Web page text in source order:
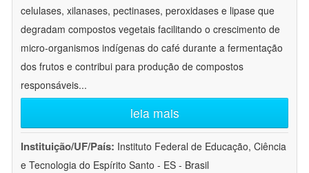
celulases, xilanases, pectinases, peroxidases e lipase que
degradam compostos vegetais facilitando o crescimento de
micro-organismos indígenas do café durante a fermentação
dos frutos e contribui para produção de compostos
responsáveis...
leia mais
Instituição/UF/País: Instituto Federal de Educação, Ciência
e Tecnologia do Espírito Santo - ES - Brasil